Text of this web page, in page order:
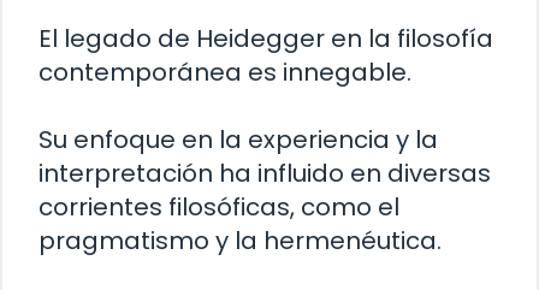
El legado de Heidegger en la filosofía
contemporánea es innegable.
Su enfoque en la experiencia y la
interpretación ha influido en diversas
corrientes filosóficas, como el
pragmatismo y la hermenéutica.